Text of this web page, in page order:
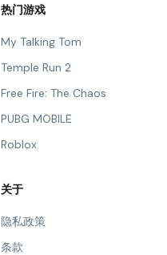
热门游戏
My Talking Tom
Temple Run 2
Free Fire: The Chaos
PUBG MOBILE
Roblox
关于
隐私政策
条款